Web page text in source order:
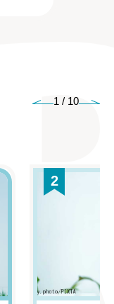
1 / 10
2